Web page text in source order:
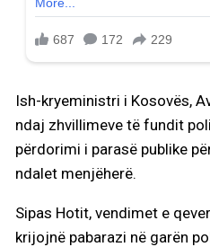
Ish-kryeministri i Kosovës,
ndaj zhvillimeve të fundit
përdorimi i parasë publike
ndalet menjëherë.
Sipas Hotit, vendimet e
krijojnë pabarazi në garën